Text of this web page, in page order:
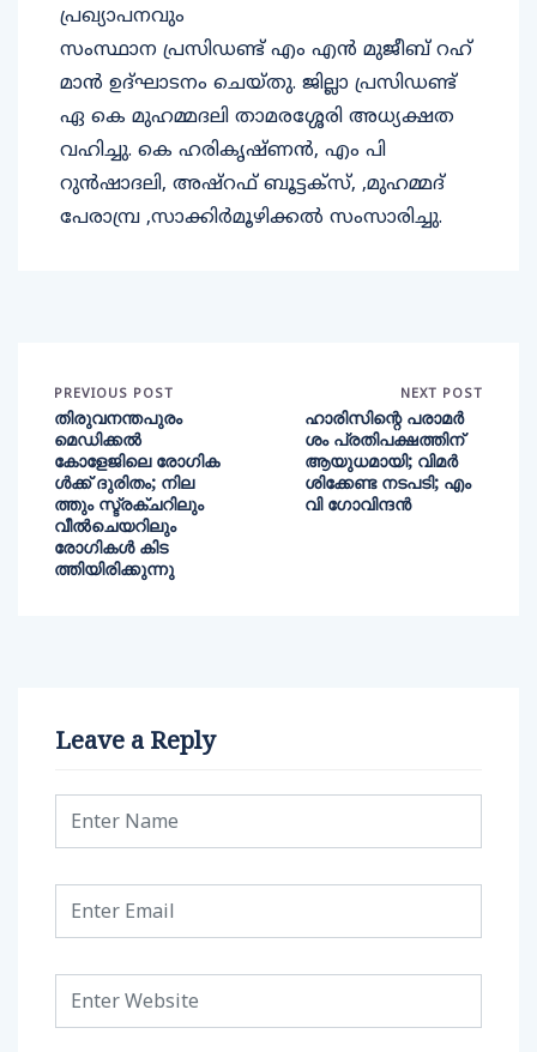
പ്രഖ്യാപനവും
സംസ്ഥാന പ്രസിഡണ്ട് എം എൻ മുജീബ് റഹ്
മാൻ ഉദ്ഘാടനം ചെയ്തു. ജില്ലാ പ്രസിഡണ്ട്
ഏ കെ മുഹമ്മദലി താമരശ്ശേരി അധ്യക്ഷത
വഹിച്ചു. കെ ഹരികൃഷ്ണൻ, എം പി
റുൻഷാദലി, അഷ്റഫ് ബൂട്ടക്സ്, ,മുഹമ്മദ്
പേരാമ്പ്ര ,സാക്കിർമൂഴിക്കൽ സംസാരിച്ചു.
PREVIOUS POST
തിരുവനന്തപുരം
മെഡിക്കല്‍
കോളേജിലെ രോഗിക
ള്‍ക്ക് ദുരിതം; നില
ത്തും സ്ട്രക്ചറിലും
വീല്‍ചെയറിലും
രോഗികള്‍ കിട
ത്തിയിരിക്കുന്നു
NEXT POST
ഹാരിസിന്റെ പരാമർ
ശം പ്രതിപക്ഷത്തിന്
ആയുധമായി; വിമർ
ശിക്കേണ്ട നടപടി; എം
വി ഗോവിന്ദൻ
Leave a Reply